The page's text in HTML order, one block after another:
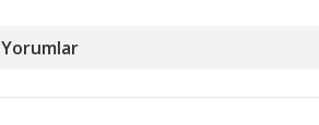
Yorumlar